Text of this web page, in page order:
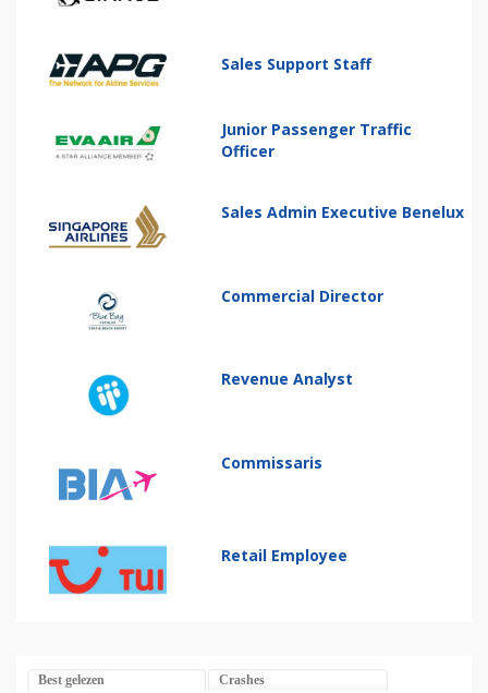
Sales Support Staff
Junior Passenger Traffic
Officer
Sales Admin Executive Benelux
Commercial Director
Revenue Analyst
Commissaris
Retail Employee
Best gelezen Crashes